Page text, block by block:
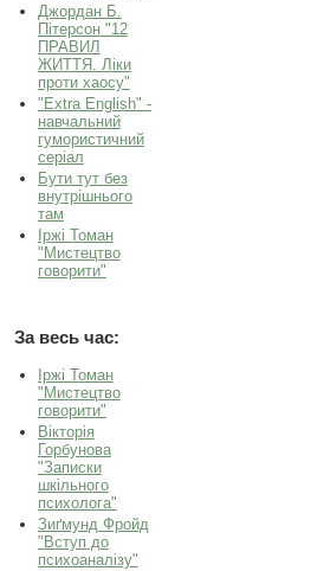
Джордан Б.
Пітерсон "12
ПРАВИЛ
ЖИТТЯ. Ліки
проти хаосу"
"Extra English" -
навчальний
гумористичний
серіал
Бути тут без
внутрішнього
там
Іржі Томан
"Мистецтво
говорити"
За весь час:
Іржі Томан
"Мистецтво
говорити"
Вікторія
Горбунова
"Записки
шкільного
психолога"
Зиґмунд Фройд
"Вступ до
психоаналізу"